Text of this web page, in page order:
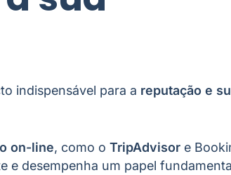
indispensável para a reputação e
on-line, como o TripAdvisor e
e desempenha um papel